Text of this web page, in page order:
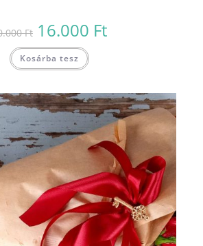
Ft
Original
price
was:
20.000 Ft.
16.000 FtCurrent
price
Kosárba tesz